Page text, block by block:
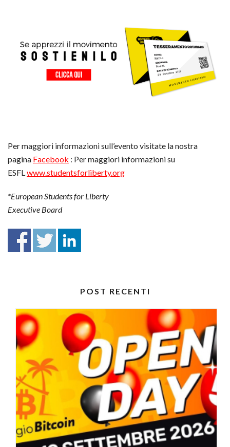
Per maggiori informazioni sull’evento visitate la nostra
pagina Facebook : Per maggiori informazioni su
ESFLwww.studentsforliberty.org
*European Students for Liberty
Executive Board
POST RECENTI